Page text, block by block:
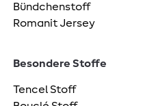
Bündchenstoff
Romanit Jersey
Besondere Stoffe
Tencel Stoff